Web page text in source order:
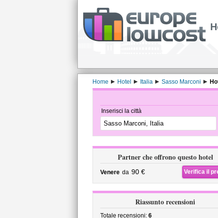
Home Hotel Italia Sasso Marconi
Inserisci la città
Partner che offrono questo hotel
Venere da 90 € Verifica il
Riassunto recensioni
Totale recensioni: 6